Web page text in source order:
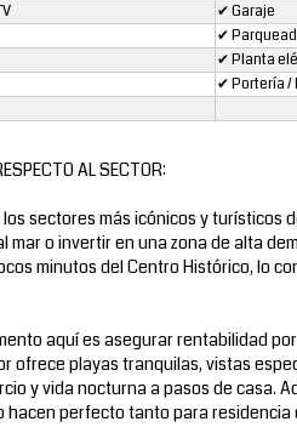
✔ Garaje
✔
✔ Planta
✔ Portería /
AL SECTOR:
los sectores más icónicos y turísticos
mar o invertir en una zona de alta
minutos del Centro Histórico, lo
aquí es asegurar rentabilidad
ofrece playas tranquilas, vistas
y vida nocturna a pasos de casa.
hacen perfecto tanto para residencia